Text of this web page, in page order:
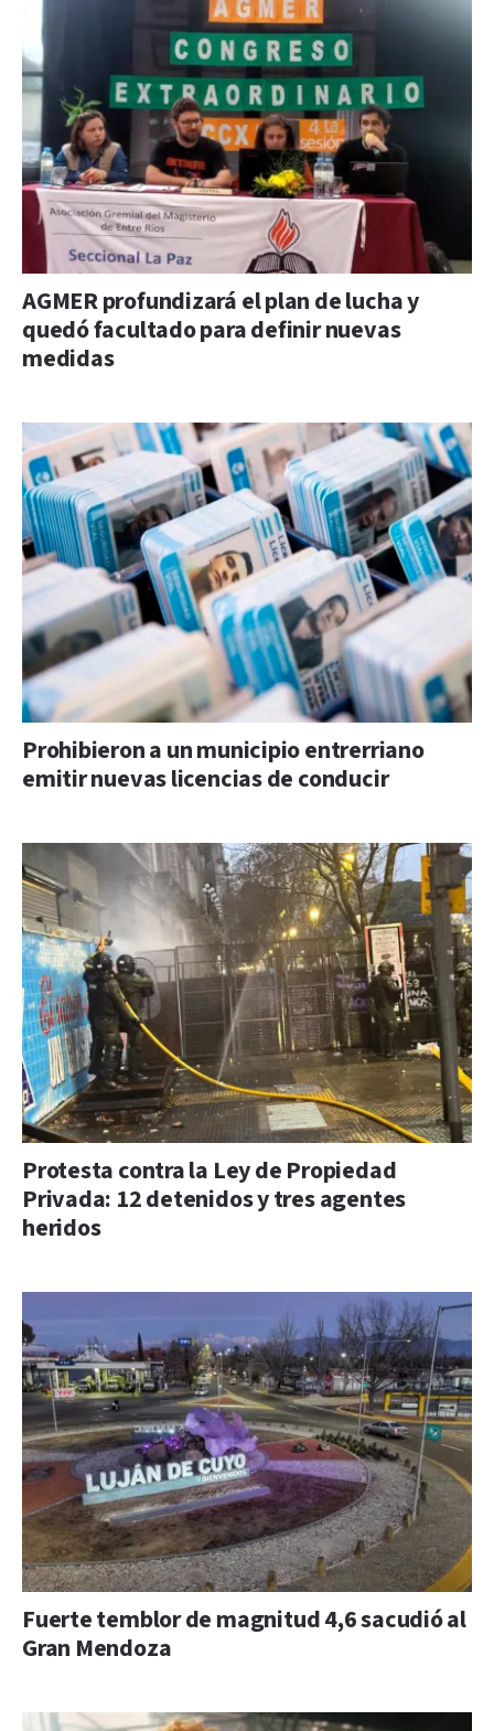
AGMER profundizará el plan de lucha y
quedó facultado para definir nuevas
medidas
Prohibieron a un municipio entrerriano
emitir nuevas licencias de conducir
Protesta contra la Ley de Propiedad
Privada: 12 detenidos y tres agentes
heridos
Fuerte temblor de magnitud 4,6 sacudió al
Gran Mendoza